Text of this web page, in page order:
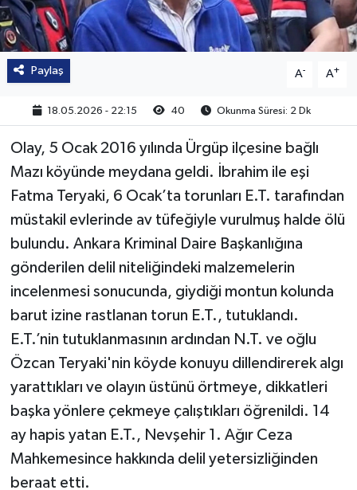
Paylaş A- A+
18.05.2026 - 22:15 40 Okunma Süresi: 2 Dk
Olay, 5 Ocak 2016 yılında Ürgüp ilçesine bağlı
Mazı köyünde meydana geldi. İbrahim ile eşi
Fatma Teryaki, 6 Ocak’ta torunları E.T. tarafından
müstakil evlerinde av tüfeğiyle vurulmuş halde ölü
bulundu. Ankara Kriminal Daire Başkanlığına
gönderilen delil niteliğindeki malzemelerin
incelenmesi sonucunda, giydiği montun kolunda
barut izine rastlanan torun E.T., tutuklandı.
E.T.’nin tutuklanmasının ardından N.T. ve oğlu
Özcan Teryaki'nin köyde konuyu dillendirerek algı
yarattıkları ve olayın üstünü örtmeye, dikkatleri
başka yönlere çekmeye çalıştıkları öğrenildi. 14
ay hapis yatan E.T., Nevşehir 1. Ağır Ceza
Mahkemesince hakkında delil yetersizliğinden
beraat etti.